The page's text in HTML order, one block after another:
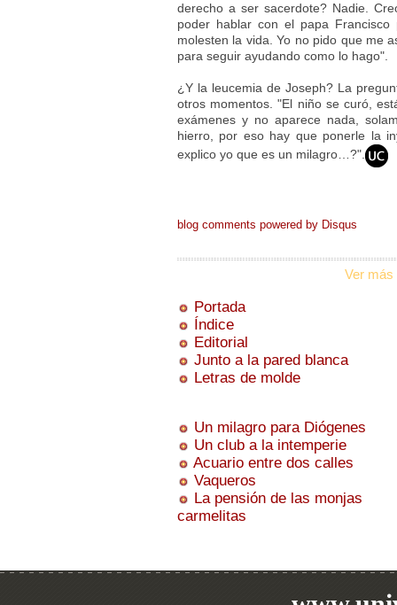
derecho a ser sacerdote? Nadie.
poder hablar con el papa
molesten la vida. Yo no pido que me
para seguir ayudando como lo hago".
¿Y la leucemia de Joseph? La
otros momentos. "El niño se curó,
exámenes y no aparece nada,
hierro, por eso hay que ponerle la
explico yo que es un milagro…?".
blog comments powered by Disqus
Ver más
Portada
Índice
Editorial
Junto a la pared blanca
Letras de molde
Un milagro para Diógenes
Un club a la intemperie
Acuario entre dos calles
Vaqueros
La pensión de las monjas
carmelitas